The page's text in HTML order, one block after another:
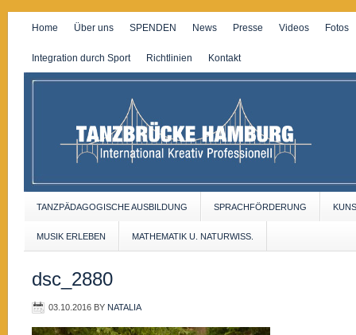
Home Über uns SPENDEN News Presse Videos Fotos
Integration durch Sport Richtlinien Kontakt
TANZPÄDAGOGISCHE AUSBILDUNG SPRACHFÖRDERUNG
MUSIK ERLEBEN MATHEMATIK U. NATURWISS.
dsc_2880
03.10.2016 BY NATALIA